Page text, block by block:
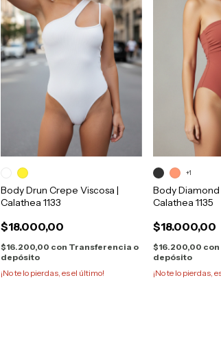
Body Drun Crepe Viscosa |
Calathea 1133
$18.000,00
$16.200,00 con Transferencia o
depósito
¡No te lo pierdas, es el último!
Body
Calathea 1135
$18.000,00
$16.200,00 con
depósito
¡No te lo pierdas,
+1